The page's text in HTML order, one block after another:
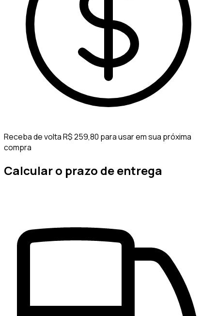
Receba de volta R$ 259,80 para usar em sua próxima
compra
Calcular o prazo de entrega